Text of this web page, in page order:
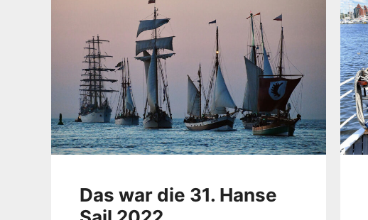
Das war die 31. Hanse